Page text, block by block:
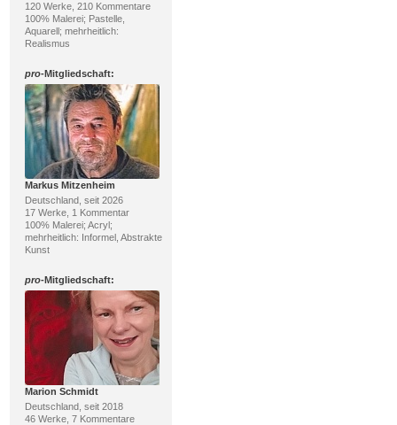
120 Werke, 210 Kommentare
100% Malerei; Pastelle,
Aquarell; mehrheitlich:
Realismus
pro-Mitgliedschaft:
Markus Mitzenheim
Deutschland, seit 2026
17 Werke, 1 Kommentar
100% Malerei; Acryl;
mehrheitlich: Informel, Abstrakte
Kunst
pro-Mitgliedschaft:
Marion Schmidt
Deutschland, seit 2018
46 Werke, 7 Kommentare